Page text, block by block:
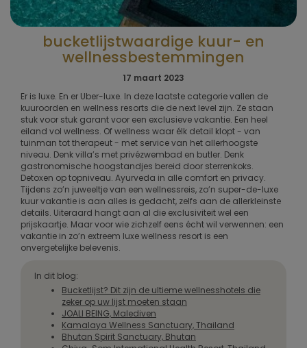
bucketlijstwaardige kuur- en
wellnessbestemmingen
17 maart 2023
Er is luxe. En er Uber-luxe. In deze laatste categorie vallen de
kuuroorden en wellness resorts die de next level zijn. Ze staan
stuk voor stuk garant voor een exclusieve vakantie. Een heel
eiland vol wellness. Of wellness waar élk detail klopt - van
tuinman tot therapeut - met service van het allerhoogste
niveau. Denk villa’s met privézwembad en butler. Denk
gastronomische hoogstandjes bereid door sterrenkoks.
Detoxen op topniveau. Ayurveda in alle comfort en privacy.
Tijdens zo’n juweeltje van een wellnessreis, zo’n super-de-luxe
kuur vakantie is aan alles is gedacht, zelfs aan de allerkleinste
details. Uiteraard hangt aan al die exclusiviteit wel een
prijskaartje. Maar voor wie zichzelf eens écht wil verwennen: een
vakantie in zo’n extreem luxe wellness resort is een
onvergetelijke belevenis.
In dit blog:
Bucketlijst? Dit zijn de ultieme wellnesshotels die
zeker op uw lijst moeten staan
JOALI BEING, Malediven
Kamalaya Wellness Sanctuary, Thailand
Bhutan Spirit Sanctuary, Bhutan